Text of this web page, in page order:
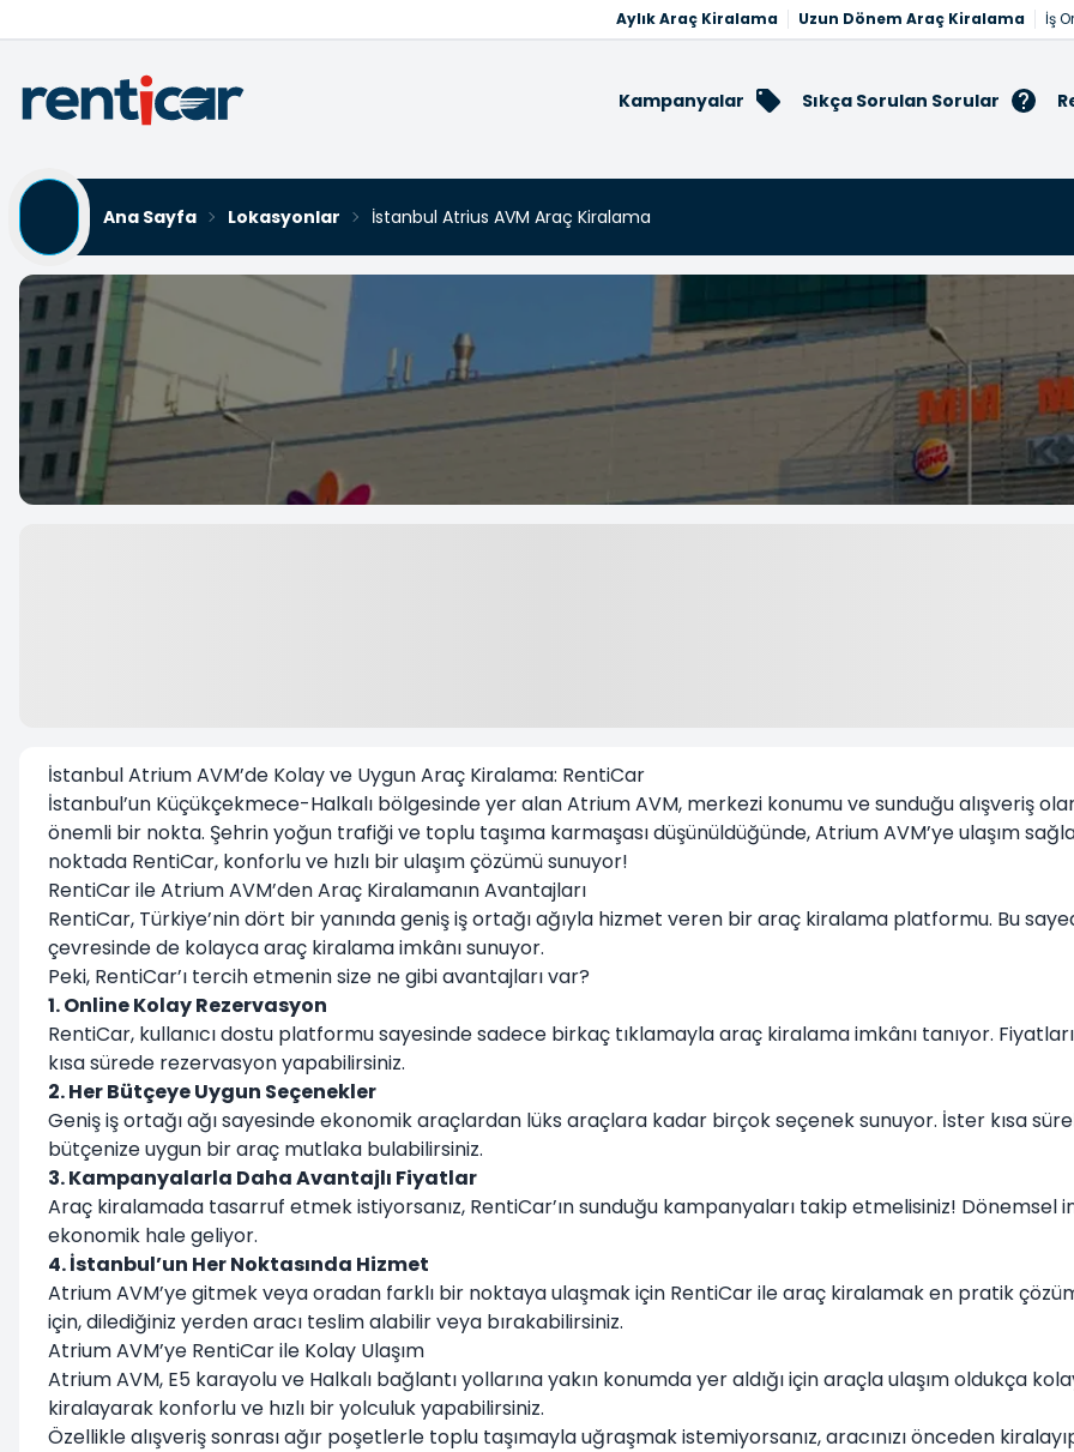
Aylık Araç Kiralama Uzun Dönem Araç Kiralama İş
Kampanyalar Sıkça Sorulan Sorular
Ana Sayfa
Lokasyonlar İstanbul Atrius AVM Araç Kiralama
İstanbul Atrium AVM’de Kolay ve Uygun Araç Kiralama: RentiCar
İstanbul’un Küçükçekmece-Halkalı bölgesinde yer alanAtrium AVM, merkezi konumu ve sunduğu alışveriş
önemli bir nokta. Şehrin yoğun trafiği ve toplu taşıma karmaşası düşünüldüğünde, Atrium AVM’ye ulaşım
noktada RentiCar, konforlu ve hızlı bir ulaşım çözümü sunuyor!
RentiCar ile Atrium AVM’den Araç Kiralamanın Avantajları
RentiCar, Türkiye’nin dört bir yanında geniş iş ortağı ağıyla hizmet veren bir araç kiralama platformu. Bu
çevresinde de kolayca araç kiralama imkânı sunuyor.
Peki, RentiCar’ı tercih etmenin size ne gibi avantajları var?
1. Online Kolay Rezervasyon
RentiCar, kullanıcı dostu platformu sayesinde sadece birkaç tıklamayla araç kiralama imkânı tanıyor.
kısa sürede rezervasyon yapabilirsiniz.
2. Her Bütçeye Uygun Seçenekler
Geniş iş ortağı ağı sayesinde ekonomik araçlardan lüks araçlara kadar birçok seçenek sunuyor. İster kısa
bütçenize uygun bir araç mutlaka bulabilirsiniz.
3. Kampanyalarla Daha Avantajlı Fiyatlar
Araç kiralamada tasarruf etmek istiyorsanız, RentiCar’ın sunduğu kampanyaları takip etmelisiniz!
ekonomik hale geliyor.
4. İstanbul’un Her Noktasında Hizmet
Atrium AVM’ye gitmek veya oradan farklı bir noktaya ulaşmak için RentiCar ile araç kiralamak en pratik
için, dilediğiniz yerden aracı teslim alabilir veya bırakabilirsiniz.
Atrium AVM’ye RentiCar ile Kolay Ulaşım
Atrium AVM, E5 karayolu ve Halkalı bağlantı yollarına yakın konumda yer aldığı için araçla ulaşım oldukça
kiralayarak konforlu ve hızlı bir yolculuk yapabilirsiniz.
Özellikle alışveriş sonrası ağır poşetlerle toplu taşımayla uğraşmak istemiyorsanız, aracınızı önceden